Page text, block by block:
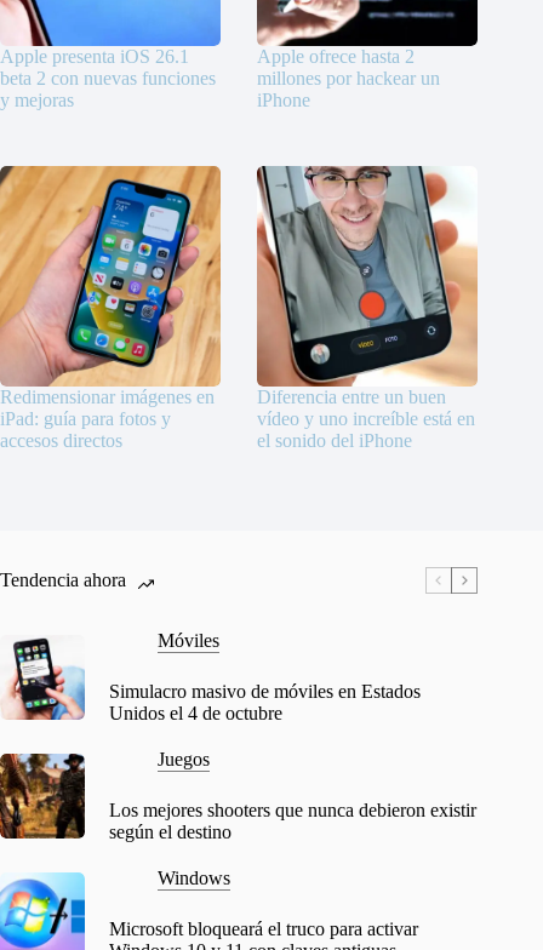
Apple presenta iOS 26.1
beta 2 con nuevas funciones
y mejoras
Apple ofrece hasta 2
millones por hackear un
iPhone
Redimensionar imágenes en
iPad: guía para fotos y
accesos directos
Diferencia entre un buen
vídeo y uno increíble está en
el sonido del iPhone
Tendencia ahora
Móviles
Simulacro masivo de móviles en Estados
Unidos el 4 de octubre
Juegos
Los mejores shooters que nunca debieron existir
según el destino
Windows
Microsoft bloqueará el truco para activar